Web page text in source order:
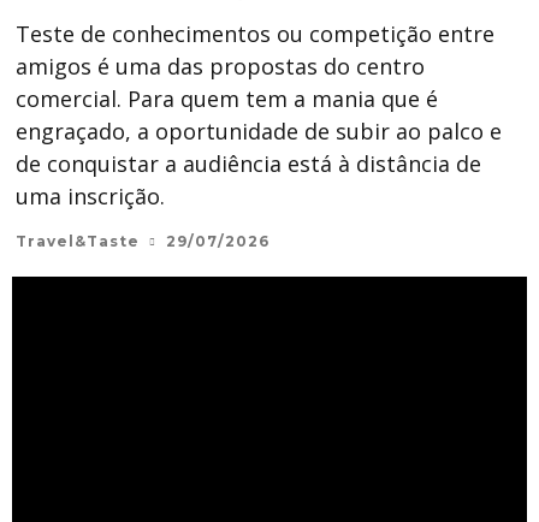
Teste de conhecimentos ou competição entre
amigos é uma das propostas do centro
comercial. Para quem tem a mania que é
engraçado, a oportunidade de subir ao palco e
de conquistar a audiência está à distância de
uma inscrição.
Travel&Taste 29/07/2026